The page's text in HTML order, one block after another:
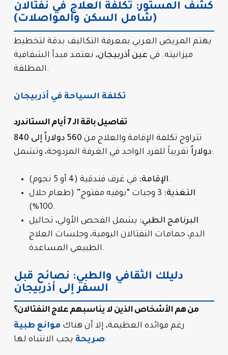
كشف المستور: تكلفة العلاج في نفتالان
(شامل السكن والمواصلات)
يهتم المريض العربي بمعرفة التكاليف بدقة لتخطيط
ميزانيته. في عين أذربيجان، نعتمد مبدأ الشفافية
المطلقة.
تكلفة السياحة في أذربيجان
تفاصيل باقة الـ 7 أيام الستاندرد
تتراوح تكلفة الإقامة والعلاج من
560 دولاراً إلى 840
دولاراًتقريباً للفرد الواحد في الغرفة المزدوجة، وتشمل:
الإقامة:في غرف فندقية (4 أو 5 نجوم).
التغذية:
3 وجبات “بوفيه مفتوح” (طعام حلال
100%).
البرنامج الطبي: يشمل الفحص الأولي، تحاليل
الدم، حمامات النفتالان اليومية، وجلسات العلاج
الطبيعي المساعدة.
دليلك الثقافي والطبي: نصائح قبل
السفر إلى أذربيجان
من هم الأشخاص الذين لا يناسبهم علاج النفتالان؟
رغم فوائده العظيمة، إلا أن هناك موانع طبية
صريحةيجب الانتباه لها: